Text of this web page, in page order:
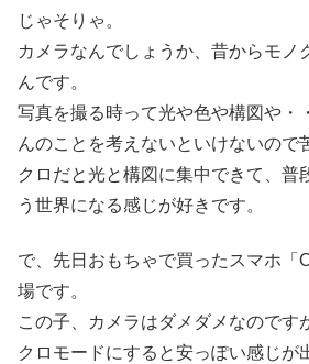
じゃそりゃ。
カメラなんでしょうか、昔からモノ
んです。
写真を撮る時って光や色や構図や・
んのことを考えないといけないので
クロだと光と構図に集中できて、普
う世界になる感じが好きです。
で、先日おもちゃで買ったスマホ「
場です。
この子、カメラはダメダメなのです
クロモードにすると安っぽい感じが